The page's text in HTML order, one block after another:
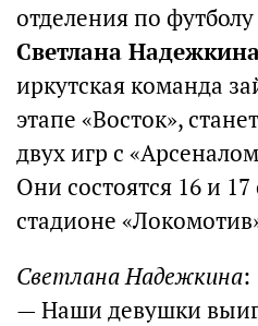
отделения по
Светлана
иркутская команда
этапе «Восток»,
двух игр с
Они состоятся 16 и
стадионе
Светлана Надежкина:
— Наши девушки